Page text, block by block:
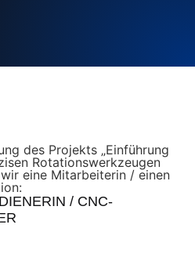
des Projekts „Einführung
Rotationswerkzeugen
eine Mitarbeiterin / einen
/ CNC-